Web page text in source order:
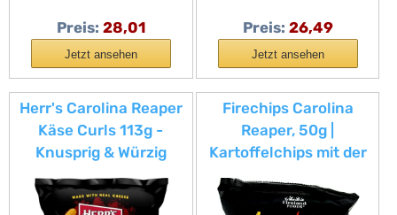
Preis: 28,01
Jetzt ansehen
Preis: 26,49
Jetzt ansehen
Herr's Carolina Reaper
Käse Curls 113g -
Knusprig & Würzig
Firechips Carolina
Reaper, 50g |
Kartoffelchips mit der
schärfsten Chilisorte
der Welt | Super